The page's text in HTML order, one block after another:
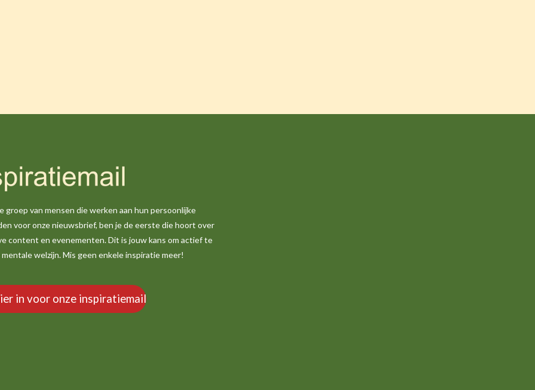
groep van mensen die werken aan hun persoonlijke
voor onze nieuwsbrief, ben je de eerste die hoort over
content en evenementen. Dit is jouw kans om actief te
welzijn. Mis geen enkele inspiratie meer!
in voor onze inspiratiemail